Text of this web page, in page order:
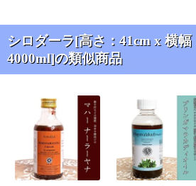
シロダーラ[高さ：41cm x 横
4000ml]の類似商品